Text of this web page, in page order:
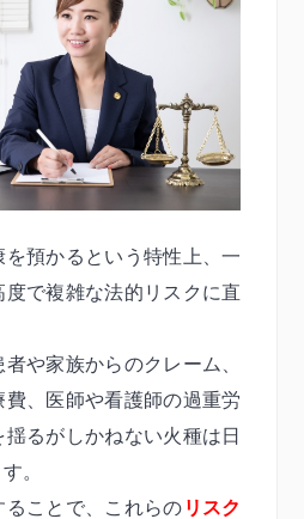
預かるという特性上、一
で複雑な法的リスクに直
や家族からのクレーム、
、医師や看護師の過重労
るがしかねない火種は日
。
ことで、これらの リスク